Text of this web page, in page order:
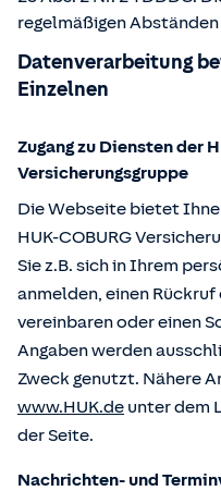
regelmäßigen
Datenverarbeitung
Einzelnen
Zugang zu Diensten der
Versicherungsgruppe
Die Webseite bietet
HUK-COBURG
Sie z.B. sich in Ihrem
anmelden, einen
vereinbaren oder einen
Angaben werden
Zweck genutzt. Nähere
www.HUK.de unter dem
der Seite.
Nachrichten- und